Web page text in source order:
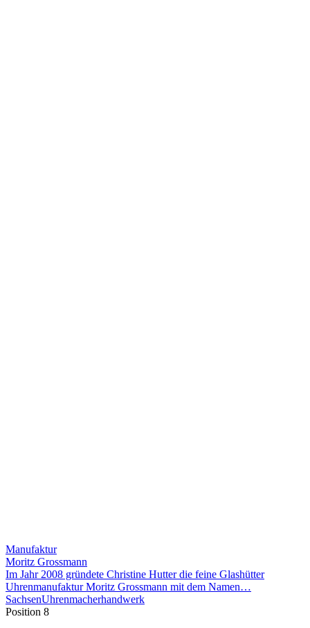
Manufaktur
Moritz Grossmann
Im Jahr 2008 gründete Christine Hutter die feine Glashütter
Uhrenmanufaktur Moritz Grossmann mit dem Namen…
SachsenUhrenmacherhandwerk
Position 8